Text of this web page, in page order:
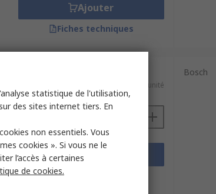
Ajouter
Fiches techniques
35
-
284,68 €/unité
Quantité
Ajouter
Fiches techniques
Bosch
statistique de l'utilisation,
des sites internet tiers. En
non essentiels. Vous
cookies ». Si vous ne le
l’accès à certaines
de cookies.